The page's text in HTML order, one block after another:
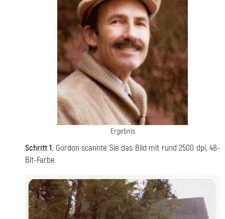
Ergebnis
Schritt 1. Gordon scannte Sie das Bild mit rund 2500 dpi, 48-
Bit-Farbe.